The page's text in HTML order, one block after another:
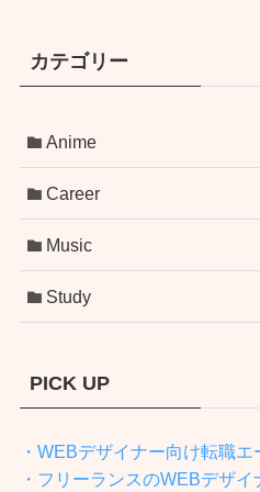
カテゴリー
Anime
Career
Music
Study
PICK UP
・WEBデザイナー向け転職エ
・フリーランスのWEBデザ